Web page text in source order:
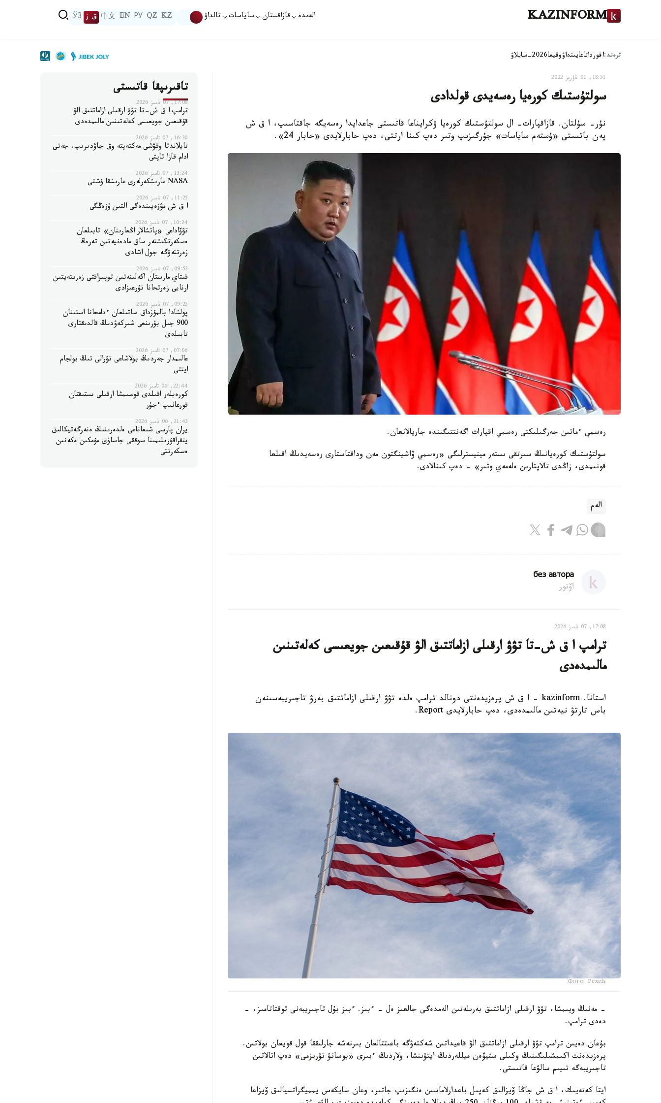
KAZINFORM الەمدە قازاقستان ساياسات تالداۋ KZ
QZ
РУ
EN
中文 ق ز ЎЗ
ترەند:اقورداتاعايىنداۋوقيعا2026-سايلاۋ
18:51, 01 ناۋرىز 2022
سولتۇستىك كورەيا رەسەيدى قولدادى
نۇر- سۇلتان. قازاقپارات- ال سولتۇستىك كورەيا ۋكرايناعا قاتىستى جاعدايدا رەسەيگە جاقتاسىپ، ا ق ش
پەن باتىستى «ۇستەم ساياسات» جۇرگىزىپ وتىر دەپ كىنا ارتتى، دەپ حابارلايدى «حابار 24».
رەسمي ءماتىن جەرگىلىكتى رەسمي اقپارات اگەنتتىگىندە جاريالانعان.
سولتۇستىك كورەيانىڭ سىرتقى ىستەر مينيسترلىگى «رەسمي ۆاشينگتون مەن وداقتاستارى رەسەيدىڭ اقىلعا
قونىمدى، زاڭدى تالاپتارىن ەلەمەي وتىر» - دەپ كىنالادى.
الەم
без автора
اۆتور
17:08, 07 تامىز 2026
ترامپ ا ق ش-تا تۋۋ ارقىلى ازاماتتىق الۋ قۇقىعىن جويعىسى كەلەتىنىن
مالىمدەدى
استانا. kazinform - ا ق ش پرەزيدەنتى دونالد ترامپ ەلدە تۋۋ ارقىلى ازاماتتىق بەرۋ تاجىريبەسىنەن
باس تارتۋ نيەتىن مالىمدەدى، دەپ حابارلايدى Report.
Фото: Pexels
- مەنىڭ ويىمشا، تۋۋ ارقىلى ازاماتتىق بەرىلەتىن الەمدەگى جالعىز ەل - ءبىز. ءبىز بۇل تاجىريبەنى توقتاتامىز، -
دەدى ترامپ.
بۇعان دەيىن ترامپ تۋۋ ارقىلى ازاماتتىق الۋ قاعيداتىن شەكتەۋگە باعىتتالعان بىرنەشە جارلىققا قول قويعان بولاتىن.
پرەزيدەنت اكىمشىلىگىنىڭ وكىلى ستيۆەن ميللەردىڭ ايتۋىنشا، ولاردىڭ ءبىرى «بوسانۋ تۋريزمى» دەپ اتالاتىن
تاجىريبەگە تىيىم سالۋعا قاتىستى.
ايتا كەتەيىك، ا ق ش جاڭا ۆيزالىق كەپىل باعدارلاماسىن ەنگىزىپ جاتىر، وعان سايكەس يمميگراتسيالىق ۆيزاعا
تاقىرىپقا قاتىستى
17:08, 07 تامىز 2026
ترامپ ا ق ش-تا تۋۋ ارقىلى ازاماتتىق الۋ
قۇقىعىن جويعىسى كەلەتىنىن مالىمدەدى
16:30, 07 تامىز 2026
تايلاندتا وقۋشى مەكتەپتە وق جاۋدىرىپ، جەتى
ادام قازا تاپتى
13:24, 07 تامىز 2026
NASA عارىشكەرلەرى عارىشقا ۇشتى
11:25, 07 تامىز 2026
ا ق ش مۋزەيىندەگى التىن ۇزەڭگى
10:24, 07 تامىز 2026
تۋۆاداعى «پاتشالار اڭعارىنان» تابىلعان
ەسكەرتكىشتەر ساق مادەنيەتىن تەرەڭ
زەرتتەۋگە جول اشادى
09:52, 07 تامىز 2026
قىتاي مارستان اكەلىنەتىن توپىراقتى زەرتتەيتىن
ارنايى زەرتحانا تۇرعىزادى
09:25, 07 تامىز 2026
پولشادا بالمۇزداق ساتىلعان ءدامحانا استىنان
900 جىل بۇرىنعى شىركەۋدىڭ قالدىقتارى
تابىلدى
07:06, 07 تامىز 2026
عالىمدار جەردىڭ بولاشاعى تۋرالى تىڭ بولجام
ايتتى
22:44, 06 تامىز 2026
كورەيلەر اقىلدى قوسىمشا ارقىلى ىستىقتان
قورعانىپ ءجۇر
21:43, 06 تامىز 2026
يران پارسى شىعاناعى ەلدەرىنىڭ ەنەرگەتيكالىق
ينفراقۇرىلىمىنا سوققى جاساۋى مۇمكىن ەكەنىن
ەسكەرتتى